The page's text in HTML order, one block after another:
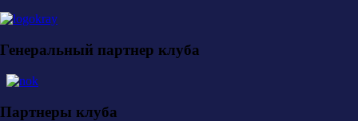
Генеральный партнер клуба
Партнеры клуба